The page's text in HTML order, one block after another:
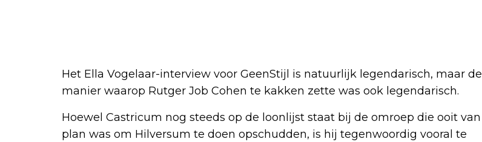
Het Ella Vogelaar-interview voor GeenStijl is natuurlijk legendarisch, maar de
manier waarop Rutger Job Cohen te kakken zette was ook legendarisch.
Hoewel Castricum nog steeds op de loonlijst staat bij de omroep die ooit van
plan was om Hilversum te doen opschudden, is hij tegenwoordig vooral te